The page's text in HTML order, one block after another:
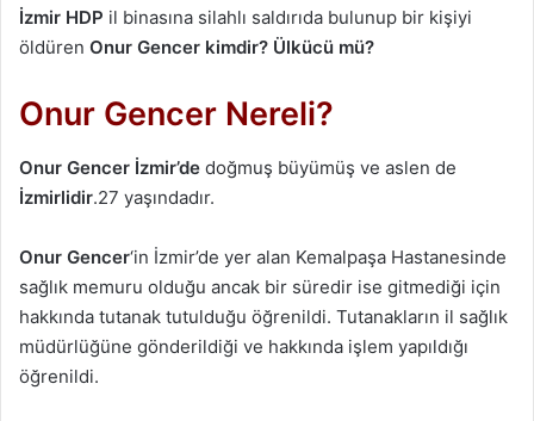
k
İzmir HDP il binasına silahlı saldırıda bulunup bir kişiyi
öldüren Onur Gencer kimdir? Ülkücü mü?
Onur Gencer Nereli?
Onur Gencer İzmir’de doğmuş büyümüş ve aslen de
İzmirlidir.27 yaşındadır.
Onur Gencer‘in İzmir’de yer alan Kemalpaşa Hastanesinde
sağlık memuru olduğu ancak bir süredir ise gitmediği için
hakkında tutanak tutulduğu öğrenildi. Tutanakların il sağlık
müdürlüğüne gönderildiği ve hakkında işlem yapıldığı
öğrenildi.